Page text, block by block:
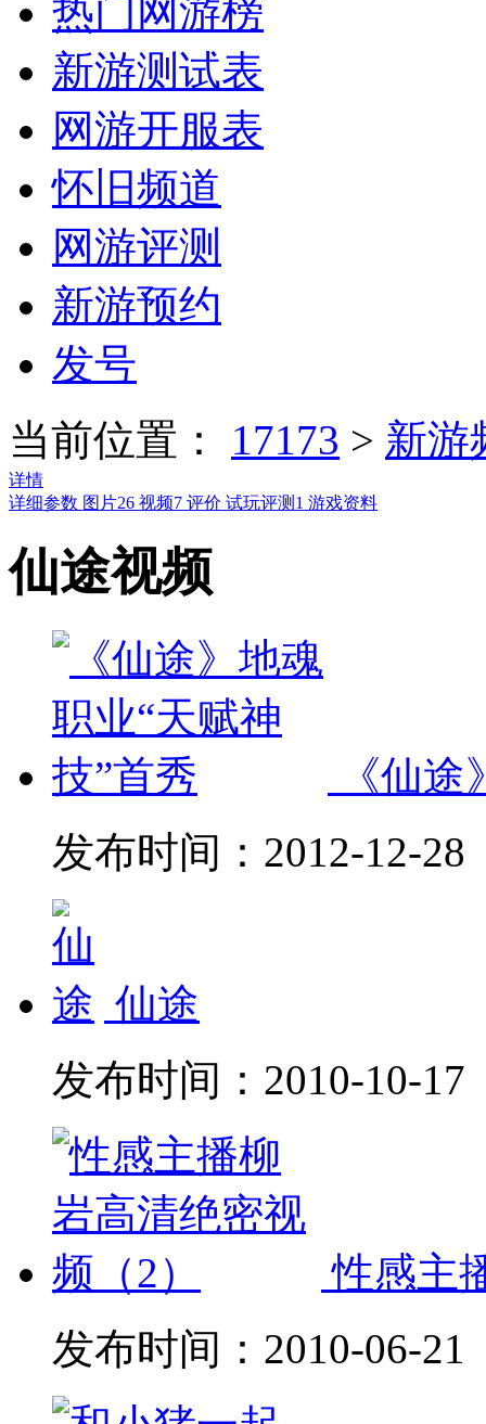
热门网游榜
新游测试表
网游开服表
怀旧频道
网游评测
新游预约
发号
当前位置： 17173 > 新游
详情
详细参数 图片26 视频7 评价 试玩评测 1 游戏资料
仙途视频
《仙
发布时间： 2012-12-28
仙途
发布时间： 2010-10-17
性感主
发布时间： 2010-06-21